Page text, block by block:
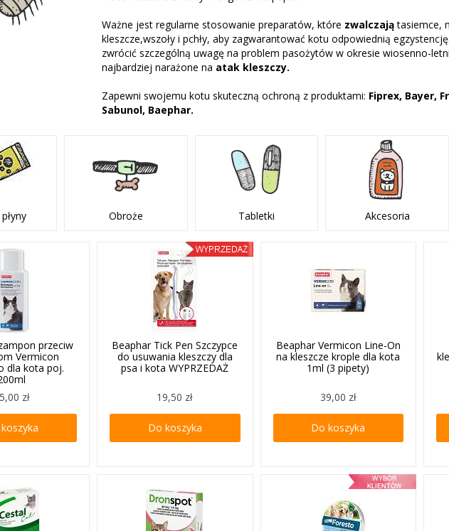
Ważne jest regularne stosowanie preparatów, które zwalczajątasiemce,
kleszcze,wszoły i pchły, aby zagwarantować kotu odpowiednią
zwrócić szczególną uwagę na problem pasożytów w okresie wiosenno-
najbardziej narażone na atak kleszczy.
Zapewni swojemu kotu skuteczną ochroną z produktami: Fiprex, Bayer,
Sabunol, Baephar.
Obroże Tabletki Akcesoria
przeciw
Vermicon
dla kota poj.
zł
Beaphar Tick Pen Szczypce
do usuwania kleszczy dla
psa i kota WYPRZEDAŻ
19,50 zł
Do koszyka
Beaphar Vermicon Line-On
na kleszcze krople dla kota
1ml (3 pipety)
39,00 zł
Do koszyka